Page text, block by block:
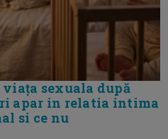
sexuala după
apar in relatia intima
si ce nu